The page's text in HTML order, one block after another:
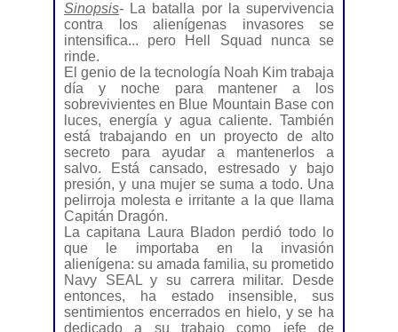
Sinopsis- La batalla por la supervivencia
contra los alienígenas invasores se
intensifica... pero Hell Squad nunca se
rinde.
El genio de la tecnología Noah Kim trabaja
día y noche para mantener a los
sobrevivientes en Blue Mountain Base con
luces, energía y agua caliente. También
está trabajando en un proyecto de alto
secreto para ayudar a mantenerlos a
salvo. Está cansado, estresado y bajo
presión, y una mujer se suma a todo. Una
pelirroja molesta e irritante a la que llama
Capitán Dragón.
La capitana Laura Bladon perdió todo lo
que le importaba en la invasión
alienígena: su amada familia, su prometido
Navy SEAL y su carrera militar. Desde
entonces, ha estado insensible, sus
sentimientos encerrados en hielo, y se ha
dedicado a su trabajo como jefe de